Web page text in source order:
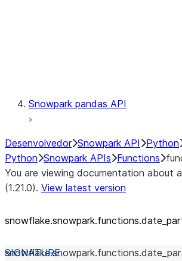
Snowpark pandas API
Desenvolvedor Snowpark API Python
Python Snowpark APIs Functions
You are viewing documentation about
(1.21.0). View latest version
snowflake.snowpark.functions.date_
snowflake.snowpark.functions.